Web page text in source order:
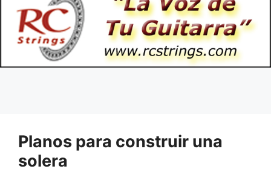
Planos para construir una
solera